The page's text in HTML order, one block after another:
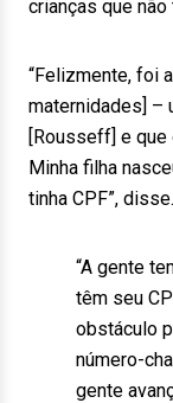
crianças que não
“Felizmente, foi
maternidades] –
[Rousseff] e que
Minha filha
tinha CPF”, disse.
“A gente
têm seu
obstáculo
número-
gente